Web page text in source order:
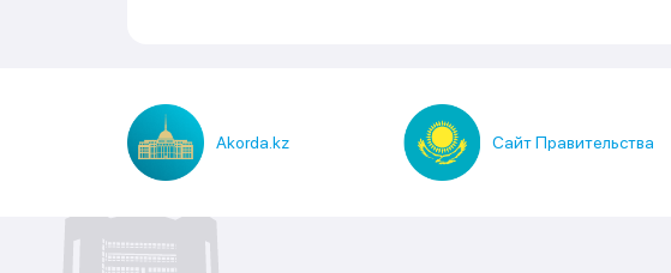
Akorda.kz Сайт Правительства